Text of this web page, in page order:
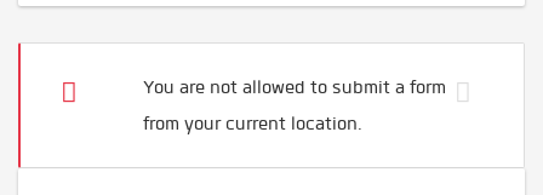
You are not allowed to submit a form
from your current location.